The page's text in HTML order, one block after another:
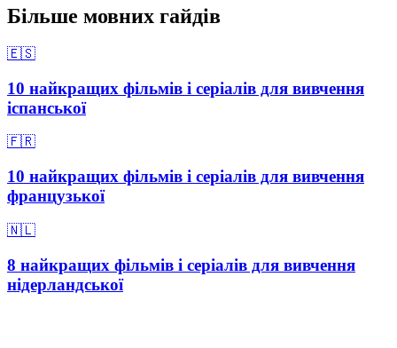
Більше мовних гайдів
🇪🇸
10 найкращих фільмів і серіалів для вивчення
іспанської
🇫🇷
10 найкращих фільмів і серіалів для вивчення
французької
🇳🇱
8 найкращих фільмів і серіалів для вивчення
нідерландської